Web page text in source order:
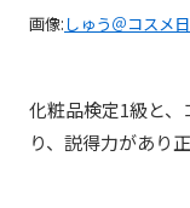
画像: しゅう＠コスメ
化粧品検定1級と
り、説得力があり